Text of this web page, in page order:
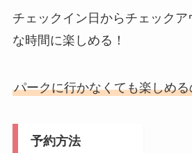
チェックイン日からチェックア
な時間に楽しめる！
パークに行かなくても楽しめ
予約方法